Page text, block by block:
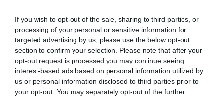
If you wish to opt-out of the sale, sharing to third parties, or
processing of your personal or sensitive information for
targeted advertising by us, please use the below opt-out
section to confirm your selection. Please note that after your
opt-out request is processed you may continue seeing
interest-based ads based on personal information utilized by
us or personal information disclosed to third parties prior to
your opt-out. You may separately opt-out of the further